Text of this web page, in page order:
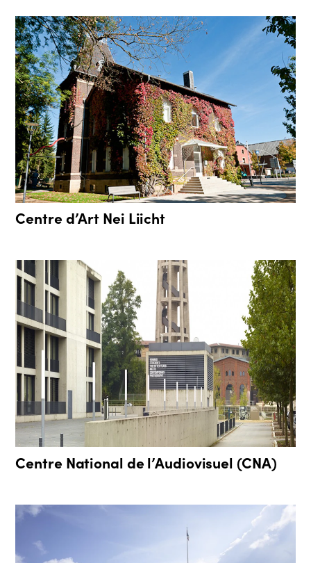
Centre d’Art Nei Liicht
Centre National de l’Audiovisuel (CNA)